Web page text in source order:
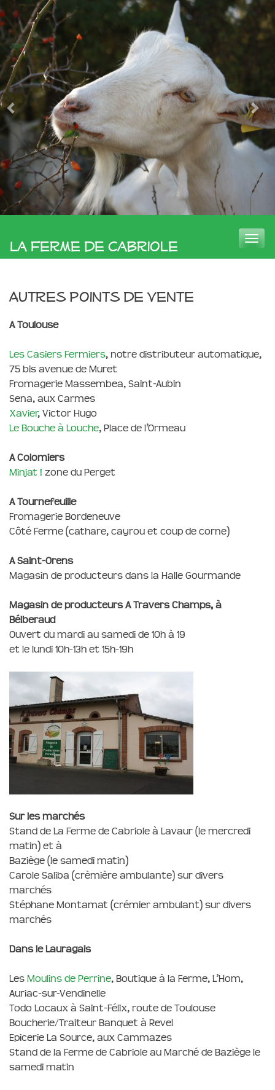
La Ferme de Cabriole
Toggle
Autres points de vente
A Toulouse
Les Casiers Fermiers, notre distributeur automatique,
75 bis avenue de Muret
Fromagerie Massembea, Saint-Aubin
Sena, aux Carmes
Xavier, Victor Hugo
Le Bouche à Louche, Place de l’Ormeau
A Colomiers
Minjat ! zone du Perget
A Tournefeuille
Fromagerie Bordeneuve
Côté Ferme (cathare, cayrou et coup de corne)
A Saint-Orens
Magasin de producteurs dans la Halle Gourmande
Magasin de producteurs A Travers Champs, à
Bélberaud
Ouvert du mardi au samedi de 10h à 19
et le lundi 10h-13h et 15h-19h
Sur les marchés
Stand de La Ferme de Cabriole à Lavaur (le mercredi
matin) et à
Baziège (le samedi matin)
Carole Saliba (crèmière ambulante) sur divers
marchés
Stéphane Montamat (crémier ambulant) sur divers
marchés
Dans le Lauragais
Les Moulins de Perrine, Boutique à la Ferme, L’Hom,
Auriac-sur-Vendinelle
Todo Locaux à Saint-Félix, route de Toulouse
Boucherie/Traiteur Banquet à Revel
Epicerie La Source, aux Cammazes
Stand de la Ferme de Cabriole au Marché de Baziège le
samedi matin